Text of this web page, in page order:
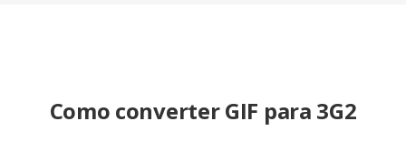
Como converter GIF para 3G2